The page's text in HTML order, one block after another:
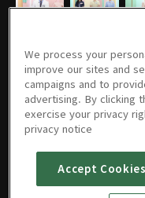
7295회
07/15/2026 • 52분
7294회
We process your
improve our sites and
campaigns and to
advertising. By clicking
exercise your privacy
privacy notice
Accept Cookies